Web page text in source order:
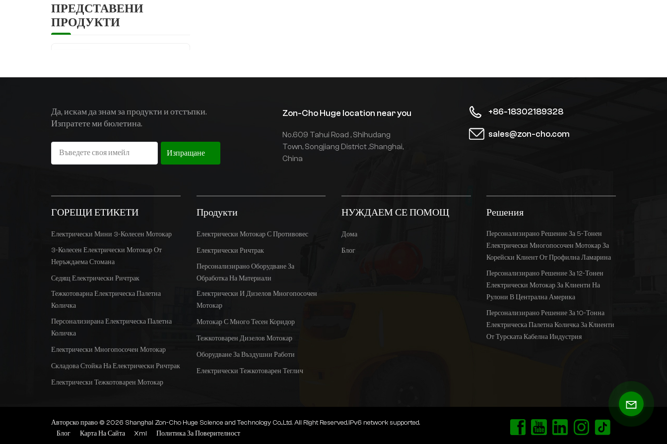
ПРЕДСТАВЕНИ
ПРОДУКТИ
електрически
13-20 тона
тежкотоварен
мотокар с литиева
противотежест от
стомана
персонализиран
електрически
камион с намотки
Склад, използващ
електрическа
3,0 тона на ричтрак
стойка на двоен
дълбок ножичен
производителност
от 1,5 до 3,0 тона
Да, искам да знам за продукти и отстъпки.
Изпратете ми бюлетина.
Изпращане
Zon-Cho Huge location near you
No.609 Tahui Road , Shihudang
Town, Songjiang District ,Shanghai,
China
+86-18302189328
sales@zon-cho.com
ГОРЕЩИ ЕТИКЕТИ
Електрически Мини 3-Колесен Мотокар
3-Колесен Електрически Мотокар От
Неръждаема Стомана
Седящ Електрически Ричтрак
Тежкотоварна Електрическа Палетна
Количка
Персонализирана Електрическа Палетна
Количка
Електрически Многопосочен Мотокар
Складова Стойка На Електрически Ричтрак
Електрически Тежкотоварен Мотокар
Продукти
Електрически Мотокар С Противовес
Електрически Ричтрак
Персонализирано Оборудване За
Обработка На Материали
Електрически И Дизелов Многопосочен
Мотокар
Мотокар С Много Тесен Коридор
Тежкотоварен Дизелов Мотокар
Оборудване За Въздушни Работи
Електрически Тежкотоварен Теглич
НУЖДАЕМ СЕ ПОМОЩ
Дома
Блог
Решения
Персонализирано Решение За 5-Тонен
Електрически Многопосочен Мотокар За
Корейски Клиент От Профилна Ламарина
Персонализирано Решение За 12-Тонен
Електрически Мотокар За Клиенти На
Рулони В Централна Америка
Персонализирано Решение За 10-Тонна
Електрическа Палетна Количка За Клиенти
От Турската Кабелна Индустрия
Авторско право © 2026 Shanghai Zon-Cho Huge Science and Technology Co.,Ltd. All Right Reserved.IPv6 network supported.
Блог
Карта На Сайта Xml Политика За Поверителност